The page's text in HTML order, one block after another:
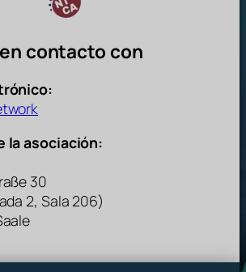
contacto con
la asociación:
30
2, Sala 206)